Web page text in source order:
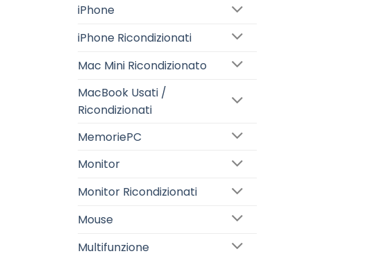
iPhone
iPhone Ricondizionati
Mac Mini Ricondizionato
MacBook Usati /
Ricondizionati
MemoriePC
Monitor
Monitor Ricondizionati
Mouse
Multifunzione